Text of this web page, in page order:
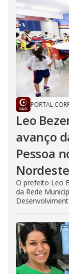
PORTAL
Leo
avanço
Pessoa
Nordeste
O prefeito Leo
da Rede